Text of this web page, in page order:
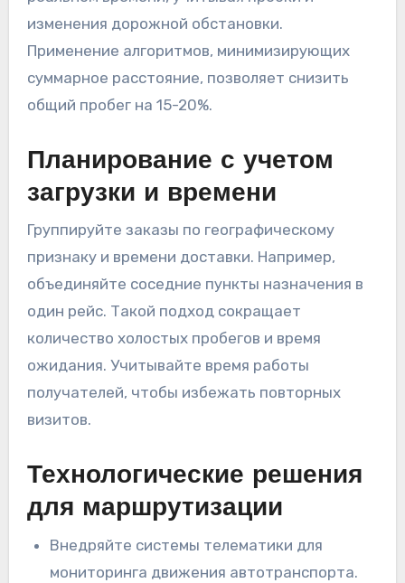
изменения дорожной обстановки.
Применение алгоритмов, минимизирующих
суммарное расстояние, позволяет снизить
общий пробег на 15-20%.
Планирование с учетом
загрузки и времени
Группируйте заказы по географическому
признаку и времени доставки. Например,
объединяйте соседние пункты назначения в
один рейс. Такой подход сокращает
количество холостых пробегов и время
ожидания. Учитывайте время работы
получателей, чтобы избежать повторных
визитов.
Технологические решения
для маршрутизации
Внедряйте системы телематики для
мониторинга движения автотранспорта.